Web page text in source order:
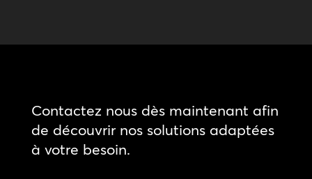
Contactez nous dès maintenant afin
de découvrir nos solutions adaptées
à votre besoin.